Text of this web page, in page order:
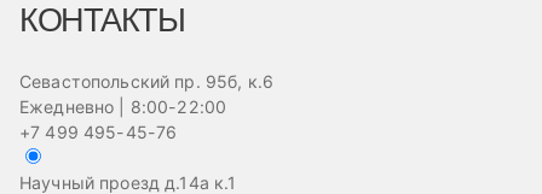
КОНТАКТЫ
Севастопольский пр. 95б, к.6
Ежедневно | 8:00-22:00
+7 499 495-45-76
Научный проезд д.14а к.1